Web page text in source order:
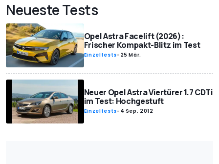
Neueste Tests
Opel Astra Facelift (2026):
Frischer Kompakt-Blitz im Test
Einzeltests- 25 Mär.
Neuer Opel Astra Viertürer 1.7 CDTi
im Test: Hochgestuft
Einzeltests- 4 Sep. 2012